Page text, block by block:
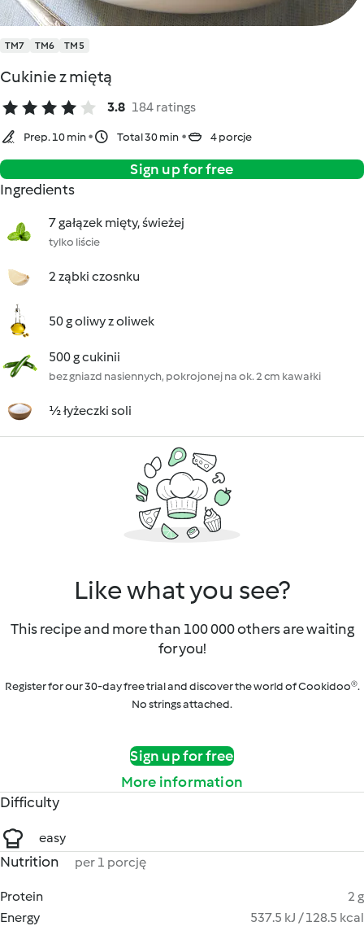
TM7 TM6 TM5
Cukinie z miętą
3.8 184 ratings
Prep. 10 min Total 30 min 4 porcje
Sign up for free
Ingredients
7 gałązek mięty, świeżej
tylko liście
2 ząbki czosnku
50 g oliwy z oliwek
500 g cukinii
bez gniazd nasiennych, pokrojonej na ok. 2 cm kawałki
½ łyżeczki soli
Like what you see?
This recipe and more than 100 000 others are waiting
for you!
Register for our 30-day free trial and discover the world of Cookidoo®.
No strings attached.
Sign up for free
More information
Difficulty
easy
Nutrition per 1 porcję
Protein
2 g
Energy
537.5 kJ / 128.5 kcal